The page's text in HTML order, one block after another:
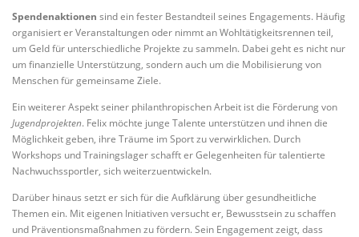
Spendenaktionen sind ein fester Bestandteil seines Engagements. Häufig
organisiert er Veranstaltungen oder nimmt an Wohltätigkeitsrennen teil,
um Geld für unterschiedliche Projekte zu sammeln. Dabei geht es nicht nur
um finanzielle Unterstützung, sondern auch um die Mobilisierung von
Menschen für gemeinsame Ziele.
Ein weiterer Aspekt seiner philanthropischen Arbeit ist die Förderung von
Jugendprojekten. Felix möchte junge Talente unterstützen und ihnen die
Möglichkeit geben, ihre Träume im Sport zu verwirklichen. Durch
Workshops und Trainingslager schafft er Gelegenheiten für talentierte
Nachwuchssportler, sich weiterzuentwickeln.
Darüber hinaus setzt er sich für die Aufklärung über gesundheitliche
Themen ein. Mit eigenen Initiativen versucht er, Bewusstsein zu schaffen
und Präventionsmaßnahmen zu fördern. Sein Engagement zeigt, dass